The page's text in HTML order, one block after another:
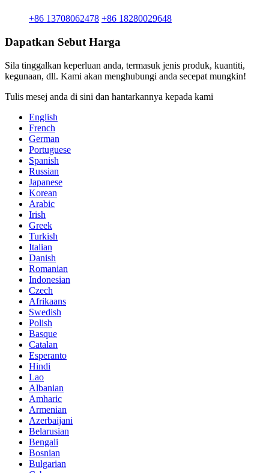
+86 13708062478 +86 18280029648
Dapatkan Sebut Harga
Sila tinggalkan keperluan anda, termasuk jenis produk, kuantiti,
kegunaan, dll. Kami akan menghubungi anda secepat mungkin!
Tulis mesej anda di sini dan hantarkannya kepada kami
English
French
German
Portuguese
Spanish
Russian
Japanese
Korean
Arabic
Irish
Greek
Turkish
Italian
Danish
Romanian
Indonesian
Czech
Afrikaans
Swedish
Polish
Basque
Catalan
Esperanto
Hindi
Lao
Albanian
Amharic
Armenian
Azerbaijani
Belarusian
Bengali
Bosnian
Bulgarian